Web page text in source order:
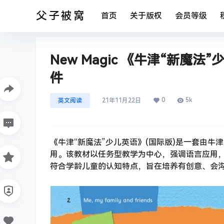
父子被窝 首页 关于版权 会员等级
New Magic 《牛津“新魔法”
件
英文阅读 21年11月22日 0 5k
《牛津“新魔法”少儿英语》(国际版)是一套由牛
用。该教材以任务型教学为中心，强调语言应用
符合学龄儿童的认知特点，旨在培养有创意、会